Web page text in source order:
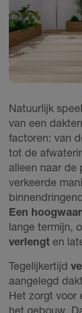
Natuurlijk
van een
factoren: van
tot de
alleen naar de
verkeerde
Een
lange termijn,
verlengt en
Tegelijkertijd
aangelegd
Het zorgt voor
het gebouw.